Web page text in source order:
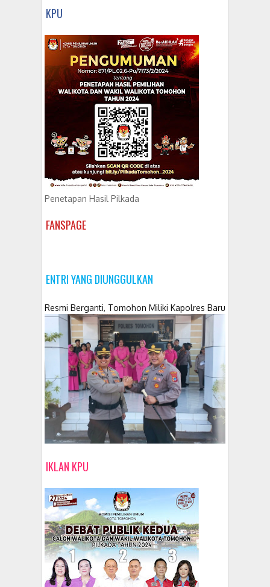
KPU
Penetapan Hasil Pilkada
FANSPAGE
ENTRI YANG DIUNGGULKAN
Resmi Berganti, Tomohon Miliki Kapolres Baru
IKLAN KPU